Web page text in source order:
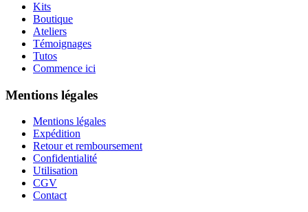
Kits
Boutique
Ateliers
Témoignages
Tutos
Commence ici
Mentions légales
Mentions légales
Expédition
Retour et remboursement
Confidentialité
Utilisation
CGV
Contact